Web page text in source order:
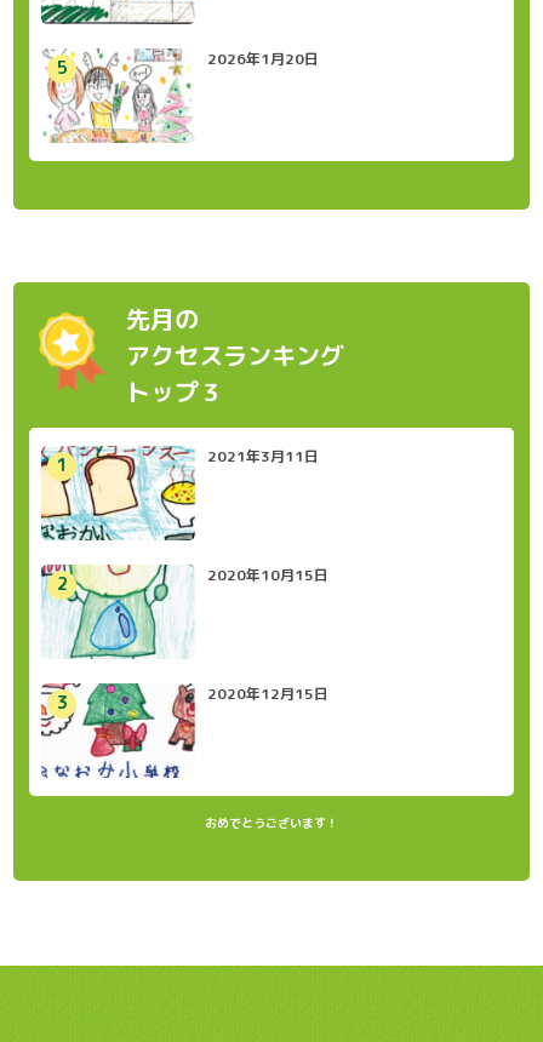
2026年1月20日
先月の
アクセスランキング
トップ３
2021年3月11日
2020年10月15日
2020年12月15日
おめでとうございます！